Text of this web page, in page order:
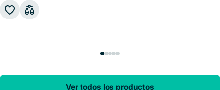
Ver todos los productos